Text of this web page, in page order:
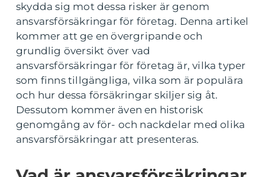
skydda sig mot dessa risker är genom
ansvarsförsäkringar för företag. Denna artikel
kommer att ge en övergripande och
grundlig översikt över vad
ansvarsförsäkringar för företag är, vilka typer
som finns tillgängliga, vilka som är populära
och hur dessa försäkringar skiljer sig åt.
Dessutom kommer även en historisk
genomgång av för- och nackdelar med olika
ansvarsförsäkringar att presenteras.